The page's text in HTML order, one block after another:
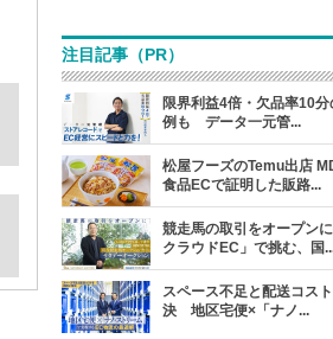
注目記事（PR）
限界利益4倍・欠品率10
例も データ一元管...
松屋フーズのTemu出店
食品ECで証明した販路...
競走馬の取引をオープン
クラウドEC」で挑む、国
スペース不足と配送コス
決 地区宅便×「ナノ...